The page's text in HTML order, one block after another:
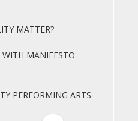
MATTER?
MANIFESTO
PERFORMING ARTS